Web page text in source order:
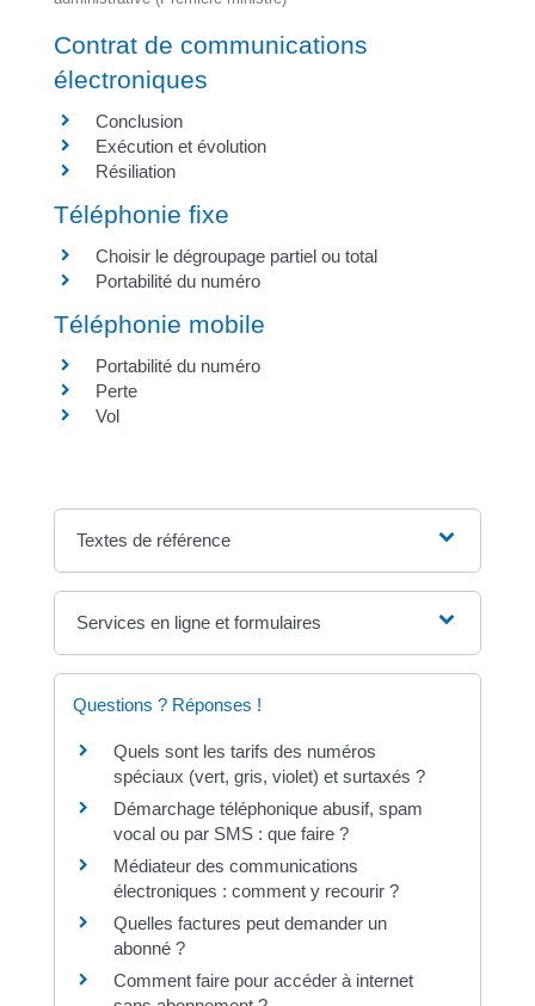
Contrat de communications
électroniques
Conclusion
Exécution et évolution
Résiliation
Téléphonie fixe
Choisir le dégroupage partiel ou total
Portabilité du numéro
Téléphonie mobile
Portabilité du numéro
Perte
Vol
Textes de référence
Services en ligne et formulaires
Questions ? Réponses !
Quels sont les tarifs des numéros
spéciaux (vert, gris, violet) et surtaxés ?
Démarchage téléphonique abusif, spam
vocal ou par SMS : que faire ?
Médiateur des communications
électroniques : comment y recourir ?
Quelles factures peut demander un
abonné ?
Comment faire pour accéder à internet